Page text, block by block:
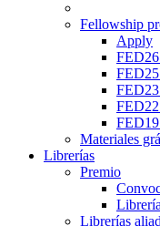
Fellowship
Apply
Materiales
Librerías
Premio
Librerías